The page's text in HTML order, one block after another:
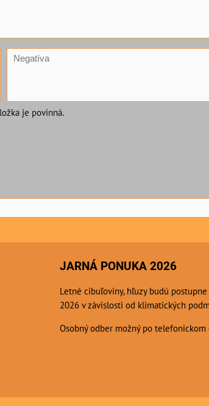
je povinná.
JARNÁ PONUKA 2026
Letné cibuľoviny, hľuzy budú
2026 v závislosti od klimatických
Osobný odber možný po telefonickom